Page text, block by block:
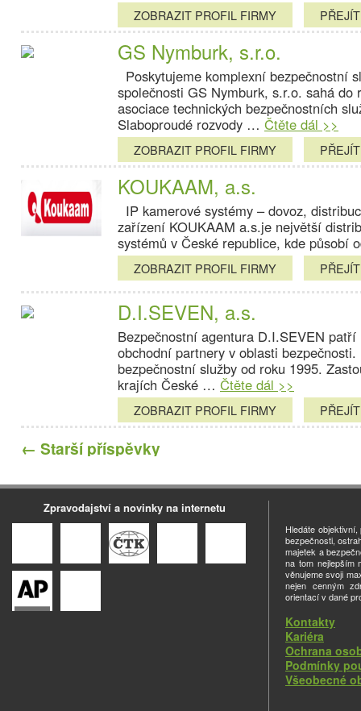
ZOBRAZIT PROFIL FIRMY
GS Nymburk, s.r.o.
Poskytujeme komplexní bezpečnostní
společnosti GS Nymburk, s.r.o. sahá do
asociace technických bezpečnostních
Slaboproudé rozvody … Čtěte dál >>
ZOBRAZIT PROFIL FIRMY
KOUKAAM, a.s.
IP kamerové systémy – dovoz,
zařízení KOUKAAM a.s.je největší
systémů v České republice, kde
ZOBRAZIT PROFIL FIRMY
D.I.SEVEN, a.s.
Bezpečnostní agentura D.I.SEVEN patří
obchodní partnery v oblasti bezpečnosti.
bezpečnostní služby od roku 1995.
krajích České … Čtěte dál >>
ZOBRAZIT PROFIL FIRMY
← Starší příspěvky
Zpravodajství a novinky na internetu
Hledáte
bezpečnosti,
majetek a
na tom nejlepším
věnujeme svoji
nejen cenným
orientací v dané
Kontakty
Kariéra
Ochrana
Podmínky
Všeobecné